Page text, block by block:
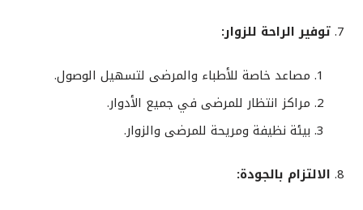
توفير الراحة للزوار:
مصاعد خاصة للأطباء والمرضى لتسهيل الوصول.
مراكز انتظار للمرضى في جميع الأدوار.
بيئة نظيفة ومريحة للمرضى والزوار.
الالتزام بالجودة: